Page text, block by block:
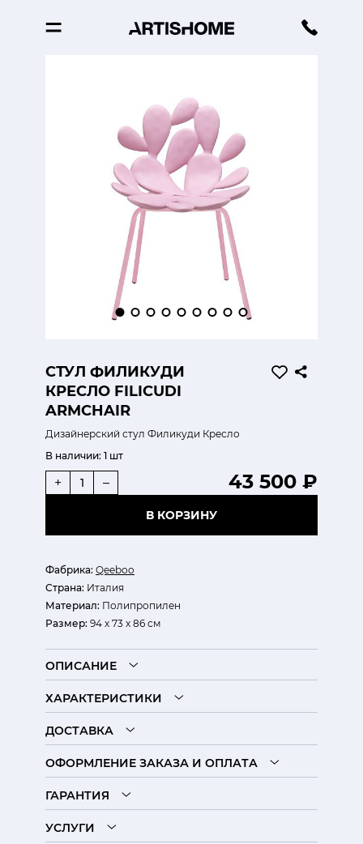
СТУЛ ФИЛИКУДИ
КРЕСЛО FILICUDI
ARMCHAIR
Дизайнерский стул Филикуди Кресло
Фабрика: Qeeboo
Страна: Италия
Материал: Полипропилен
Размер: 94 x 73 x 86 см
В наличии: 1 шт
43 500 ₽
+ –
В КОРЗИНУ
ОПИСАНИЕ
ХАРАКТЕРИСТИКИ
ДОСТАВКА
ОФОРМЛЕНИЕ ЗАКАЗА И ОПЛАТА
ГАРАНТИЯ
УСЛУГИ